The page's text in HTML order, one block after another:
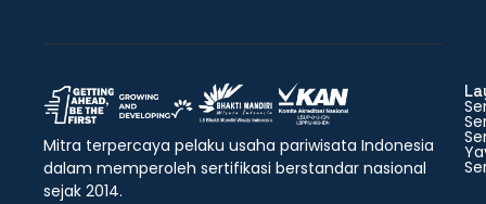
Mitra terpercaya pelaku usaha pariwisata Indonesia
dalam memperoleh sertifikasi berstandar nasional
sejak 2014.